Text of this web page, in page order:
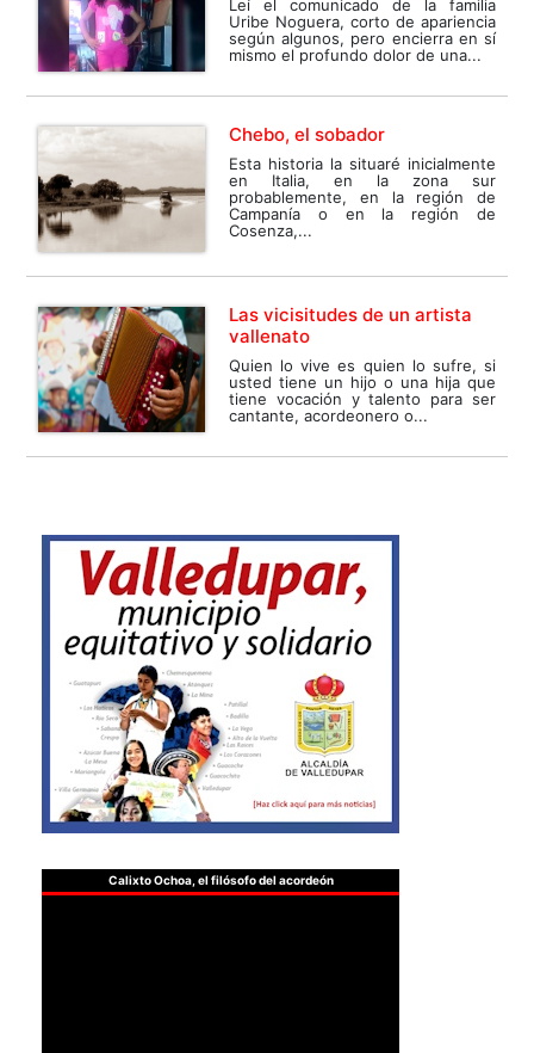
Leí el comunicado de la familia
Uribe Noguera, corto de apariencia
según algunos, pero encierra en sí
mismo el profundo dolor de una...
Chebo, el sobador
Esta historia la situaré inicialmente
en Italia, en la zona sur
probablemente, en la región de
Campanía o en la región de
Cosenza,...
Las vicisitudes de un artista
vallenato
Quien lo vive es quien lo sufre, si
usted tiene un hijo o una hija que
tiene vocación y talento para ser
cantante, acordeonero o...
Calixto Ochoa, el filósofo del acordeón